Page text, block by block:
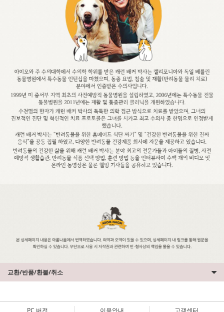
교환/반품/환불/취소
PC 버전 이용안내 고객센터